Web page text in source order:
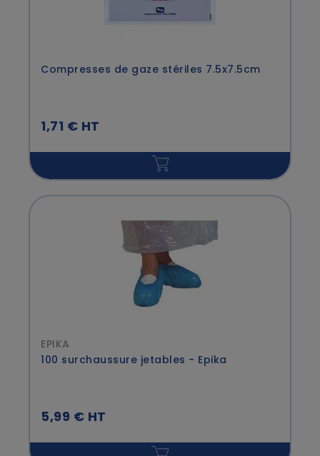
Compresses de gaze stériles 7.5x7.5cm
1,71 € HT
EPIKA
100 surchaussure jetables - Epika
5,99 € HT